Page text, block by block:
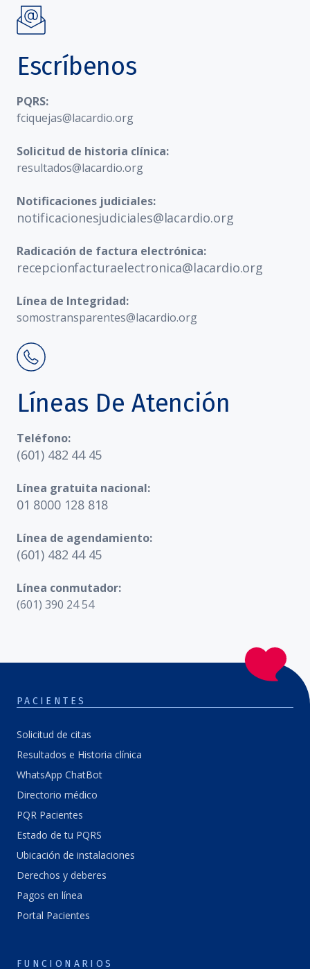
Escríbenos
PQRS:
fciquejas@lacardio.org
Solicitud de historia clínica:
resultados@lacardio.org
Notificaciones judiciales:
notificacionesjudiciales@lacardio.org
Radicación de factura electrónica:
recepcionfacturaelectronica@lacardio.org
Línea de Integridad:
somostransparentes@lacardio.org
Líneas De Atención
Teléfono:
(601) 482 44 45
Línea gratuita nacional:
01 8000 128 818
Línea de agendamiento:
(601) 482 44 45
Línea conmutador:
(601) 390 24 54
PACIENTES
Solicitud de citas
Resultados e Historia clínica
WhatsApp ChatBot
Directorio médico
PQR Pacientes
Estado de tu PQRS
Ubicación de instalaciones
Derechos y deberes
Pagos en línea
Portal Pacientes
FUNCIONARIOS